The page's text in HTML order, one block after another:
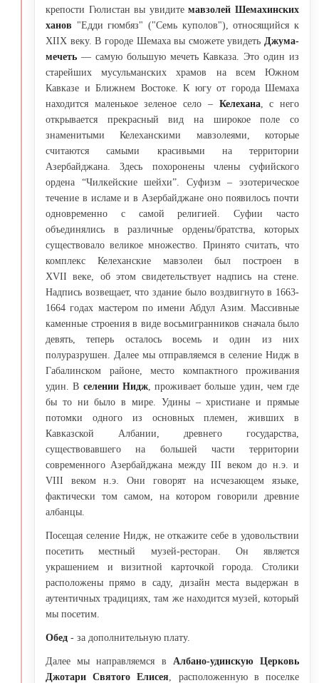
крепости Гюлистан вы увидитемавзолей Шемахинских
ханов "Едди гюмбяз" ("Семь куполов"), относящийся к
XIIX веку. В городе Шемаха вы сможете увидеть Джума-
мечеть — самую большую мечеть Кавказа. Это один из
старейших мусульманских храмов на всем Южном
Кавказе и Ближнем Востоке. К югу от города Шемаха
находится маленькое зеленое село – Келехана, с него
открывается прекрасный вид на широкое поле со
знаменитыми Келеханскими мавзолеями, которые
считаются самыми красивыми на территории
Азербайджана. Здесь похоронены члены суфийского
ордена “Чилкейские шейхи”. Суфизм – эзотерическое
течение в исламе и в Азербайджане оно появилось почти
одновременно с самой религией. Суфии часто
объединялись в различные ордены/братства, которых
существовало великое множество. Принято считать, что
комплекс Келеханские мавзолеи был построен в
XVII веке, об этом свидетельствует надпись на стене.
Надпись возвещает, что здание было воздвигнуто в 1663-
1664 годах мастером по имени Абдул Азим. Массивные
каменные строения в виде восьмигранников сначала было
девять, теперь осталось восемь и один из них
полуразрушен. Далее мы отправляемся в селение Нидж в
Габалинском районе, место компактного проживания
удин. В селении Нидж, проживает больше удин, чем где
бы то ни было в мире. Удины – христиане и прямые
потомки одного из основных племен, живших в
Кавказской Албании, древнего государства,
существовавшего на большей части территории
современного Азербайджана между III веком до н.э. и
VIII веком н.э. Они говорят на исчезающем языке,
фактически том самом, на котором говорили древние
албанцы.
Посещая селение Нидж, не откажите себе в удовольствии
посетить местный музей-ресторан. Он является
украшением и визитной карточкой города. Столики
расположены прямо в саду, дизайн места выдержан в
аутентичных традициях, там же находится музей, который
мы посетим.
Обед - за дополнительную плату.
Далее мы направляемся в Албано-удинскую Церковь
Джотари Святого Елисея , расположенную в поселке